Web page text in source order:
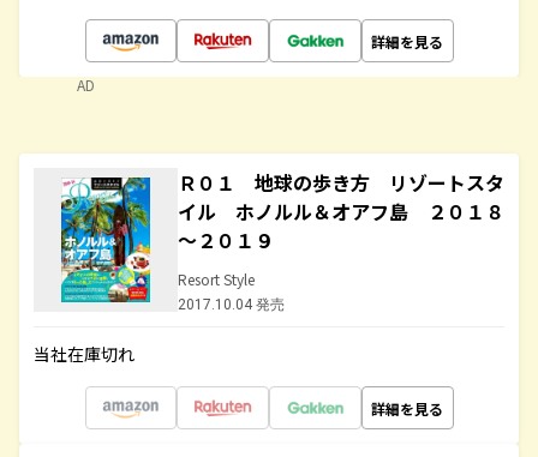
詳細を見る
AD
Ｒ０１ 地球の歩き方 リゾートスタ
イル ホノルル＆オアフ島 ２０１８
～２０１９
Resort Style
2017.10.04 発売
当社在庫切れ
詳細を見る